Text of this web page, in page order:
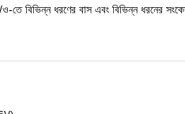
বিভিন্ন ধরণের বাস এবং বিভিন্ন ধরনের